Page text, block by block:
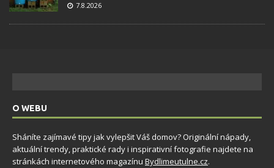
7.8.2026
O WEBU
Sháníte zajímavé tipy jak vylepšit Váš domov? Originální nápady,
aktuální trendy, praktické rady i inspirativní fotografie najdete na
stránkách internetového magazínu Bydlimeutulne.cz.